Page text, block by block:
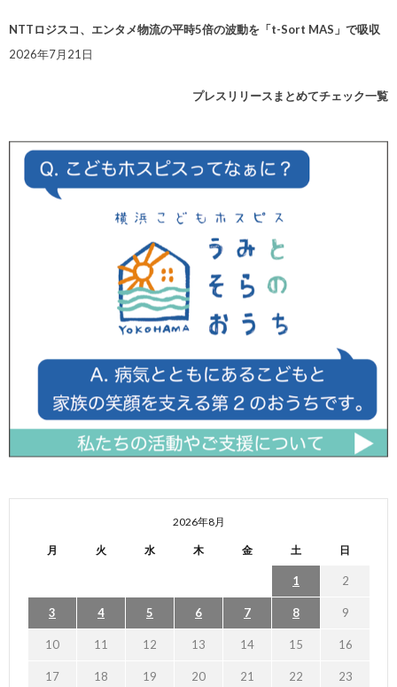
NTTロジスコ、エンタメ物流の平時5倍の波動を「t-Sort MAS」で吸収
2026年7月21日
プレスリリースまとめてチェック一覧
2026年8月
月 火 水 木 金 土 日
1 2
3 4 5 6 7 8 9
10 11 12 13 14 15 16
17 18 19 20 21 22 23